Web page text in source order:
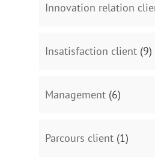
Innovation relation
Insatisfaction client(9)
Management(6)
Parcours client(1)